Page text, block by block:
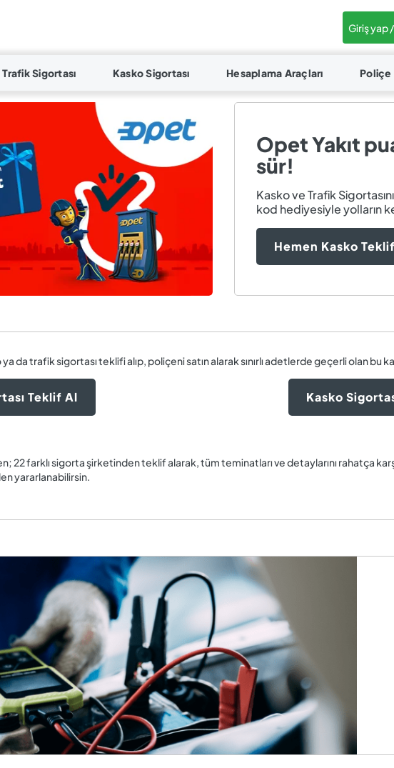
Giriş yap /
Trafik Sigortası Kasko Sigortası Hesaplama Araçları
Opet Yakıt
sür!
Kasko ve Trafik
kod hediyesiyle yolların
Hemen Kasko
da trafik sigortası teklifi alıp, poliçeni satın alarak sınırlı adetlerde geçerli olan bu
Teklif Al Kasko
22 farklı sigorta şirketinden teklif alarak, tüm teminatları ve detaylarını rahatça
yararlanabilirsin.